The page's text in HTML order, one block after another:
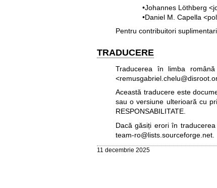
•Johannes Löthberg
•Daniel M. Capella
Pentru contribuitori
TRADUCERE
Traducerea în limba
Această traducere este
sau o versiune ulterioară cu
RESPONSABILITATE.
Dacă găsiți erori în
team-ro@lists.sourceforge.net.
11 decembrie 2025